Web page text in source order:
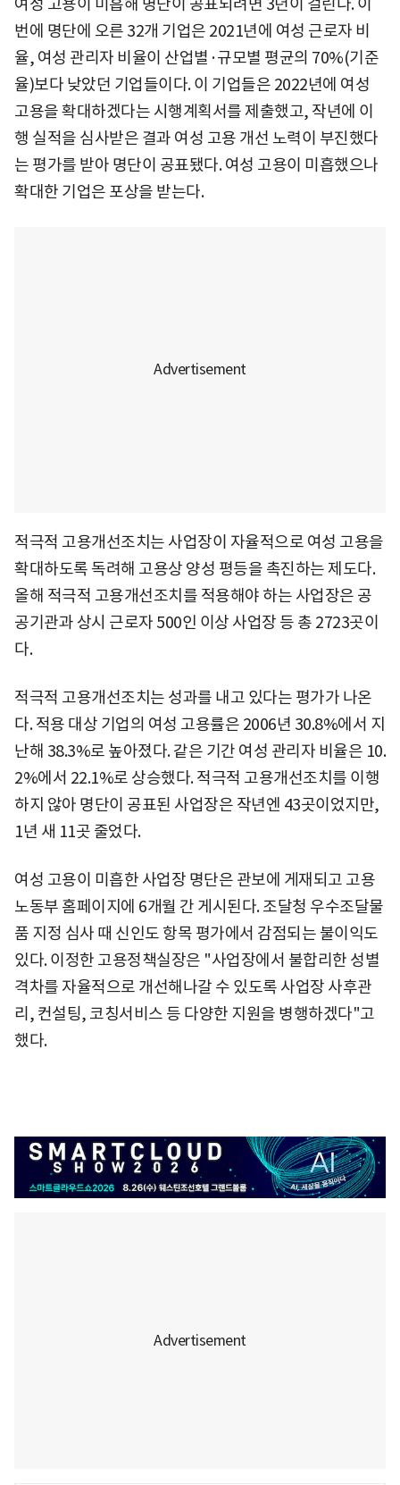
번에 명단에 오른 32개 기업은 2021년에 여성 근로자 비
율, 여성 관리자 비율이 산업별·규모별 평균의 70%(기준
율)보다 낮았던 기업들이다. 이 기업들은 2022년에 여성
고용을 확대하겠다는 시행계획서를 제출했고, 작년에 이
행 실적을 심사받은 결과 여성 고용 개선 노력이 부진했다
는 평가를 받아 명단이 공표됐다. 여성 고용이 미흡했으나
확대한 기업은 포상을 받는다.
적극적 고용개선조치는 사업장이 자율적으로 여성 고용을
확대하도록 독려해 고용상 양성 평등을 촉진하는 제도다.
올해 적극적 고용개선조치를 적용해야 하는 사업장은 공
공기관과 상시 근로자 500인 이상 사업장 등 총 2723곳이
다.
적극적 고용개선조치는 성과를 내고 있다는 평가가 나온
다. 적용 대상 기업의 여성 고용률은 2006년 30.8%에서 지
난해 38.3%로 높아졌다. 같은 기간 여성 관리자 비율은 10.
2%에서 22.1%로 상승했다. 적극적 고용개선조치를 이행
하지 않아 명단이 공표된 사업장은 작년엔 43곳이었지만,
1년 새 11곳 줄었다.
여성 고용이 미흡한 사업장 명단은 관보에 게재되고 고용
노동부 홈페이지에 6개월 간 게시된다. 조달청 우수조달물
품 지정 심사 때 신인도 항목 평가에서 감점되는 불이익도
있다. 이정한 고용정책실장은 "사업장에서 불합리한 성별
격차를 자율적으로 개선해나갈 수 있도록 사업장 사후관
리, 컨설팅, 코칭서비스 등 다양한 지원을 병행하겠다"고
했다.